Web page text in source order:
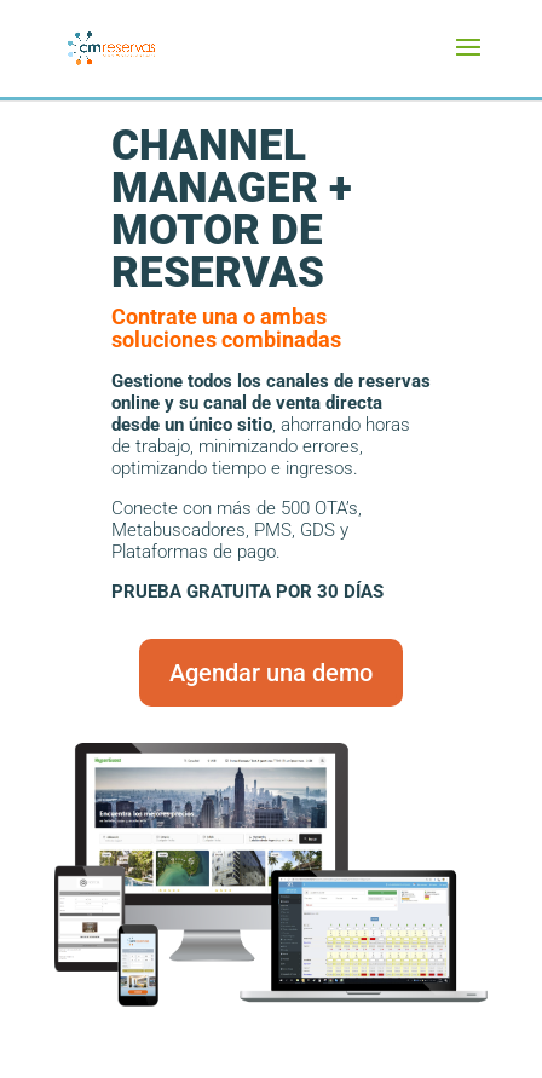
CHANNEL
MANAGER +
MOTOR DE
RESERVAS
Contrate una o ambas
soluciones combinadas
Gestione todos los canales de reservas
online y su canal de venta directa
desde un único sitio, ahorrando horas
de trabajo, minimizando errores,
optimizando tiempo e ingresos.
Conecte con más de 500 OTA’s,
Metabuscadores, PMS, GDS y
Plataformas de pago.
PRUEBA GRATUITA POR 30 DÍAS
Agendar una demo